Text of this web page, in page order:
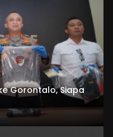
Gorontalo, Siapa